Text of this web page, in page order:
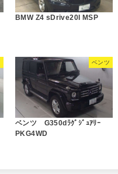
BMW Z4 sDrive20I MSP
ベンツ
ベンツ G350dﾗｸﾞｼﾞｭｱﾘｰ
PKG4WD